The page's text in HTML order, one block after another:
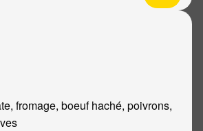
fromage, boeuf haché, poivrons,